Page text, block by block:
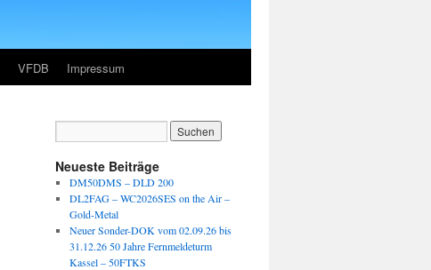
VFDB Impressum
Neueste Beiträge
DM50DMS – DLD 200
DL2FAG – WC2026SES on the Air –
Gold-Metal
Neuer Sonder-DOK vom 02.09.26 bis
31.12.26 50 Jahre Fernmeldeturm
Kassel – 50FTKS